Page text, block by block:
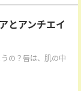
とアンチエイ
の？唇は、肌の中